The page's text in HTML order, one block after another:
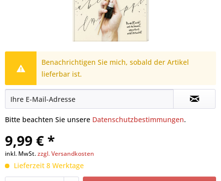
Benachrichtigen Sie mich, sobald der Artikel
lieferbar ist.
Bitte beachten Sie unsere Datenschutzbestimmungen.
9,99 € *
inkl. MwSt.zzgl. Versandkosten
Lieferzeit 8 Werktage